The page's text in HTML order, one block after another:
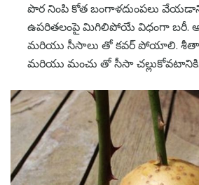
పొర నింపి కోత బంగాళదుంపలు
ఉపరితలంపై మిగిలిపోయే విధంగా బరీ.
మరియు సీసాలు తో కవర్ పోయాలి.
మరియు మంచు తో సీసా చల్లుకోవటానికి.